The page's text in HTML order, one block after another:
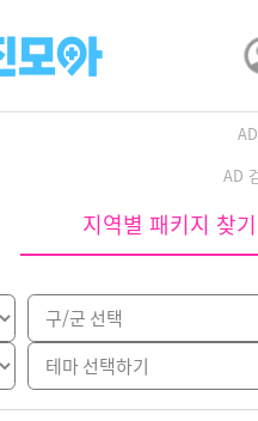
AD
지역별 패키지 찾기